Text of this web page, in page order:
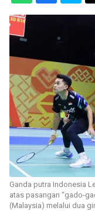
Ganda putra Indonesia
atas pasangan “gado-
(Malaysia) melalui dua